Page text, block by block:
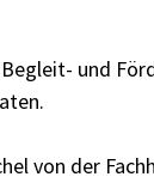
und
von der